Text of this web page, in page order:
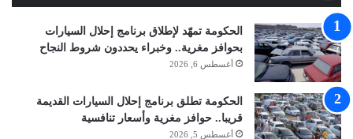
الحكومة تمهّد لإطلاق برنامج إحلال السيارات
بحوافز مغرية.. وخبراء يحددون شروط النجاح
أغسطس 6, 2026
الحكومة تطلق برنامج إحلال السيارات القديمة
قريبا.. حوافز مغرية وأسعار تنافسية
أغسطس 5, 2026